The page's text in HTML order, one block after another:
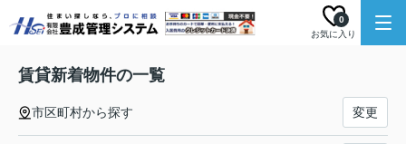
お気に入り
0
賃貸新着物件の一覧
市区町村から探す 変更